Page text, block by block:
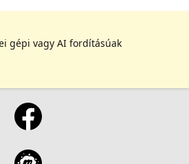
gépi vagy AI fordításúak